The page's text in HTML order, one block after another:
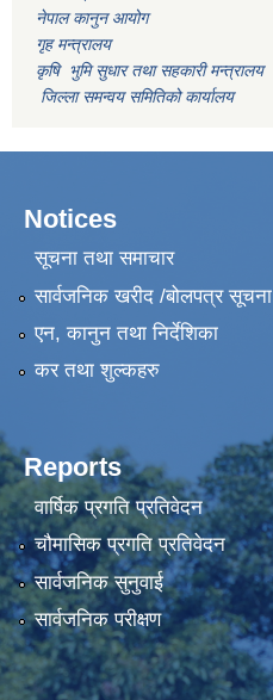
नेपाल कानुन आयोग
गृह मन्त्रालय
कृषि भुमि सुधार तथा सहकारी मन्त्रालय
जिल्ला समन्वय समितिको कार्यालय
Notices
सूचना तथा समाचार
सार्वजनिक खरीद /बोलपत्र सूचना
एन, कानुन तथा निर्देशिका
कर तथा शुल्कहरु
Reports
वार्षिक प्रगति प्रतिवेदन
चौमासिक प्रगति प्रतिवेदन
सार्वजनिक सुनुवाई
सार्वजनिक परीक्षण